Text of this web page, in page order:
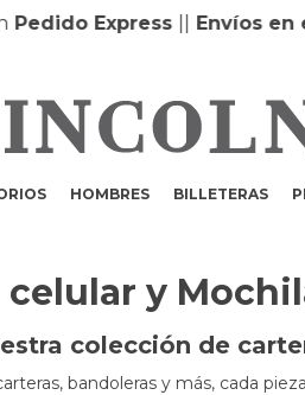
Express||Envíos en el
HOMBRES BILLETERAS
y
colección de
bandoleras y más, cada